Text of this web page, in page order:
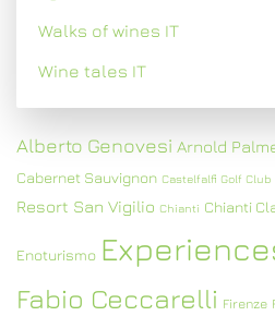
Walks of wines IT
Wine tales IT
Alberto Genovesi Arnold
Cabernet Sauvignon Castelfalfi Golf Club
Resort San Vigilio Chianti Chianti
Enoturismo
Fabio Ceccarelli Firenze